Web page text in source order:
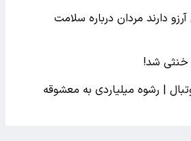
دارند مردان درباره سلامت
خنثی شد!
| رشوه میلیاردی به معشوقه